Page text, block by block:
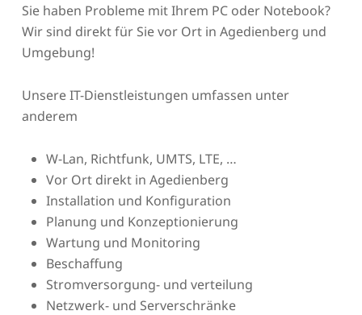
Sie haben Probleme mit Ihrem PC oder Notebook?
Wir sind direkt für Sie vor Ort in Agedienberg und
Umgebung!
Unsere IT-Dienstleistungen umfassen unter
anderem
W-Lan, Richtfunk, UMTS, LTE, …
Vor Ort direkt in Agedienberg
Installation und Konfiguration
Planung und Konzeptionierung
Wartung und Monitoring
Beschaffung
Stromversorgung- und verteilung
Netzwerk- und Serverschränke